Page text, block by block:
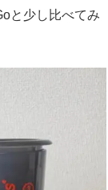
と少し比べてみ